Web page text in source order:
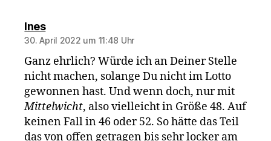
Inessagt:
30. April 2022 um 11:48 Uhr
Ganz ehrlich? Würde ich an Deiner Stelle
nicht machen, solange Du nicht im Lotto
gewonnen hast. Und wenn doch, nur mit
Mittelwicht, also vielleicht in Größe 48. Auf
keinen Fall in 46 oder 52. So hätte das Teil
das von offen getragen bis sehr locker am